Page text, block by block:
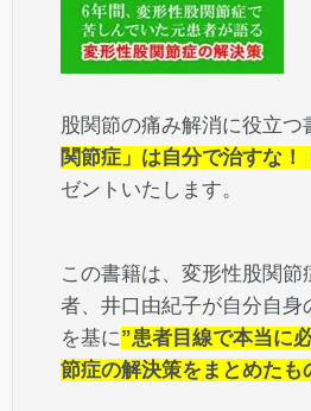
股関節の痛み解消に役立つ
関節症」は自分で治すな！
ゼントいたします。
この書籍は、変形性股関節
者、井口由紀子が自分自身
を基に”患者目線で本当に
節症の解決策をまとめたも